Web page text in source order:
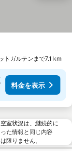
示
トガルテンまで7.1 km
料金を表示
室状況は、継続的に
た情報と同じ内容
限りません。